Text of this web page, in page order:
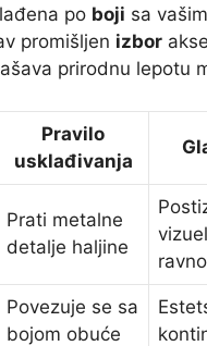
po boji sa
promišljen izbor
prirodnu lepotu
Pravilo
usklađivanja
Prati metalne
detalje haljine
Povezuje se sa
bojom obuće